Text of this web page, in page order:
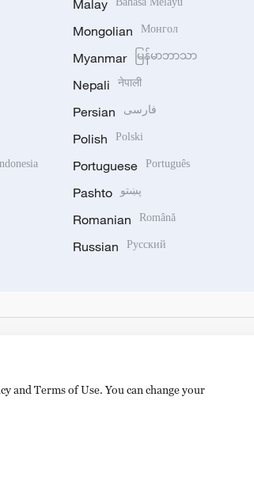
Malay
Mongolian Монгол
Myanmar မြန်မာဘာသာ
Nepali नेपाली
Persian فارسی
Polish Polski
Portuguese Português
Pashto پښتو
Romanian Română
Russian Русский
and Terms of Use. You can change your